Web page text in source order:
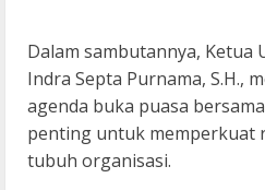
Dalam sambutannya, Ketua
Indra Septa Purnama, S.H.,
agenda buka puasa
penting untuk memperkuat
tubuh organisasi.